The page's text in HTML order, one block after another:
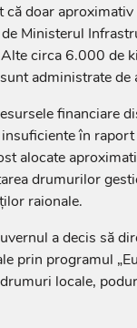
că doar
Ministerul
circa 6.000 de
administrate
financiare
în
alocate
drumurilor
raionale.
a decis să
prin programul
locale,